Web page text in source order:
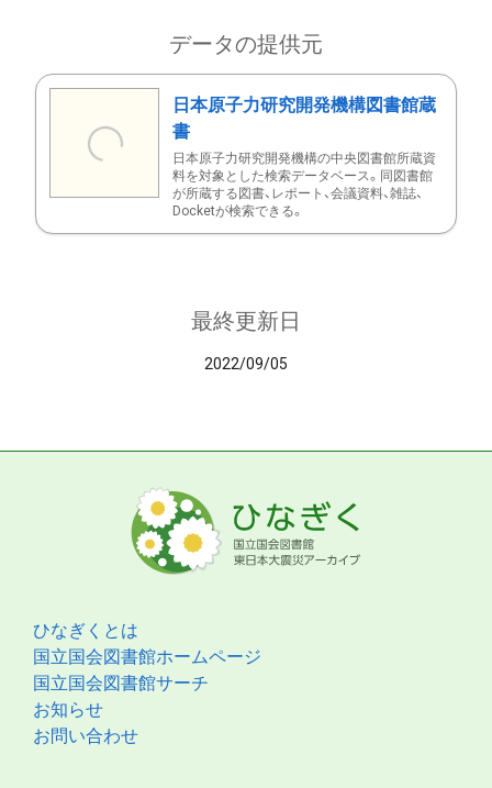
データの提供元
日本原子力研究開発機構図書館蔵
書
日本原子力研究開発機構の中央図書館所蔵資
料を対象とした検索データベース。同図書館
が所蔵する図書、レポート、会議資料、雑誌、
Docketが検索できる。
最終更新日
2022/09/05
ひなぎくとは
国立国会図書館ホームページ
国立国会図書館サーチ
お知らせ
お問い合わせ